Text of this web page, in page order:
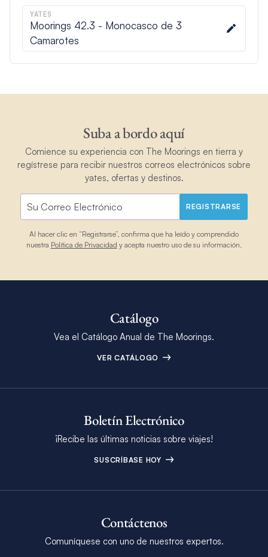
YATES
Moorings 42.3 - Monocasco de 3
Camarotes
Suba a bordo aquí
Comience su experiencia con The Moorings en tierra y
regístrese para recibir nuestros correos electrónicos sobre
yates, ofertas y destinos.
REGISTRARSE
Al hacer clic en “Registrarse”, confirma que ha leído y comprendido
nuestra Política de Privacidad y acepta nuestro uso de su información.
Catálogo
Vea el Catálogo Anual de The Moorings.
VER CATÁLOGO
Boletín Electrónico
¡Recibe las últimas noticias sobre viajes!
SUSCRÍBASE HOY
Contáctenos
Comuníquese con uno de nuestros expertos.